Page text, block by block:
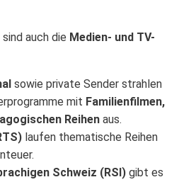
auch die Medien- und TV-
sowie private Sender strahlen
mit Familienfilmen,
Reihen aus.
laufen thematische Reihen
Schweiz (RSI) gibt es